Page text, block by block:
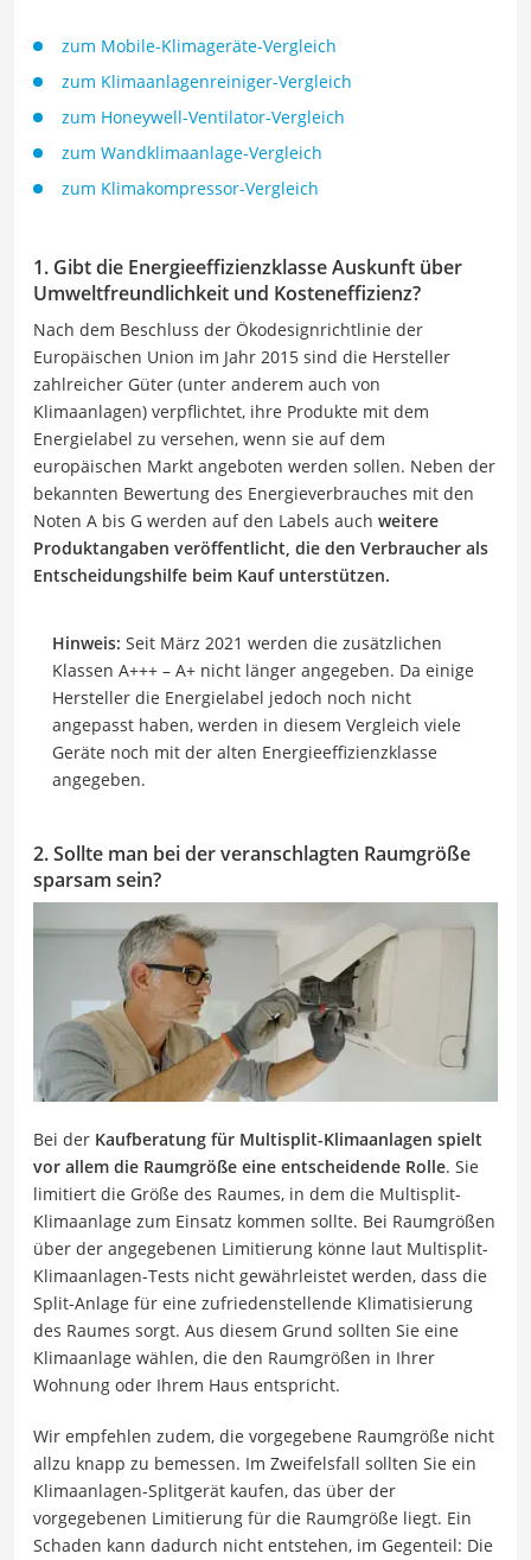
zum Mobile-Klimageräte-Vergleich
zum Klimaanlagenreiniger-Vergleich
zum Honeywell-Ventilator-Vergleich
zum Wandklimaanlage-Vergleich
zum Klimakompressor-Vergleich
1. Gibt die Energieeffizienzklasse Auskunft über
Umweltfreundlichkeit und Kosteneffizienz?
Nach dem Beschluss der Ökodesignrichtlinie der
Europäischen Union im Jahr 2015 sind die Hersteller
zahlreicher Güter (unter anderem auch von
Klimaanlagen) verpflichtet, ihre Produkte mit dem
Energielabel zu versehen, wenn sie auf dem
europäischen Markt angeboten werden sollen. Neben der
bekannten Bewertung des Energieverbrauches mit den
Noten A bis G werden auf den Labels auch weitere
Produktangaben veröffentlicht, die den Verbraucher als
Entscheidungshilfe beim Kauf unterstützen.
Hinweis: Seit März 2021 werden die zusätzlichen
Klassen A+++ – A+ nicht länger angegeben. Da einige
Hersteller die Energielabel jedoch noch nicht
angepasst haben, werden in diesem Vergleich viele
Geräte noch mit der alten Energieeffizienzklasse
angegeben.
2. Sollte man bei der veranschlagten Raumgröße
sparsam sein?
Bei der Kaufberatung für Multisplit-Klimaanlagen spielt
vor allem die Raumgröße eine entscheidende Rolle. Sie
limitiert die Größe des Raumes, in dem die Multisplit-
Klimaanlage zum Einsatz kommen sollte. Bei Raumgrößen
über der angegebenen Limitierung könne laut Multisplit-
Klimaanlagen-Tests nicht gewährleistet werden, dass die
Split-Anlage für eine zufriedenstellende Klimatisierung
des Raumes sorgt. Aus diesem Grund sollten Sie eine
Klimaanlage wählen, die den Raumgrößen in Ihrer
Wohnung oder Ihrem Haus entspricht.
Wir empfehlen zudem, die vorgegebene Raumgröße nicht
allzu knapp zu bemessen. Im Zweifelsfall sollten Sie ein
Klimaanlagen-Splitgerät kaufen, das über der
vorgegebenen Limitierung für die Raumgröße liegt. Ein
Schaden kann dadurch nicht entstehen, im Gegenteil: Die